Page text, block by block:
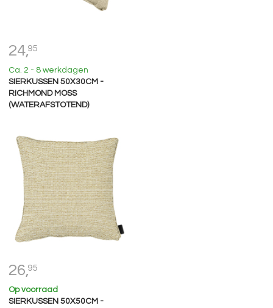
24,95
Ca. 2 - 8 werkdagen
SIERKUSSEN 50X30CM -
RICHMOND MOSS
(WATERAFSTOTEND)
26,95
Op voorraad
SIERKUSSEN 50X50CM -